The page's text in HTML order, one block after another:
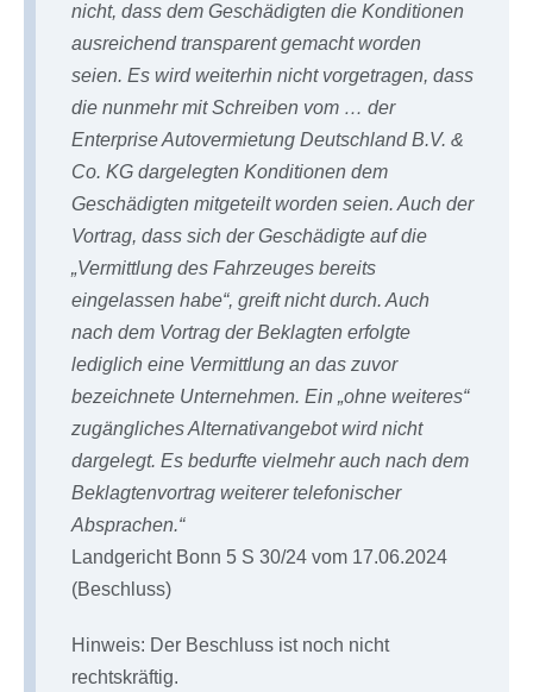
nicht, dass dem Geschädigten die Konditionen
ausreichend transparent gemacht worden
seien. Es wird weiterhin nicht vorgetragen, dass
die nunmehr mit Schreiben vom … der
Enterprise Autovermietung Deutschland B.V. &
Co. KG dargelegten Konditionen dem
Geschädigten mitgeteilt worden seien. Auch der
Vortrag, dass sich der Geschädigte auf die
„Vermittlung des Fahrzeuges bereits
eingelassen habe“, greift nicht durch. Auch
nach dem Vortrag der Beklagten erfolgte
lediglich eine Vermittlung an das zuvor
bezeichnete Unternehmen. Ein „ohne weiteres“
zugängliches Alternativangebot wird nicht
dargelegt. Es bedurfte vielmehr auch nach dem
Beklagtenvortrag weiterer telefonischer
Absprachen.“
Landgericht Bonn 5 S 30/24 vom 17.06.2024
(Beschluss)
Hinweis: Der Beschluss ist noch nicht
rechtskräftig.